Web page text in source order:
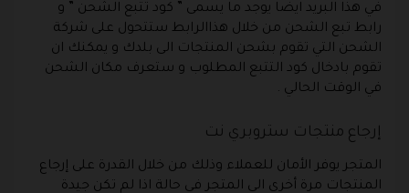
في هذا البريد ايضا يوجد ما يسمى ” كود تتبع الشحن ” و
رابط تبع الشحن من خلال هذاالرابط ستتحول على شركة
الشحن التي تقوم بشحن المنتجات الى بلدك و يمكنك ان
تقوم بادخال كود التتبع المطلوب و ستعرف مكان الشحن
في الوقت الحالي .
إرجاع منتجات ستروبري نت
المتجر يوفر الأمان للعملاء وذلك من خلال القدرة على إرجاع
المنتجات مرة أخرى الى المتجر في حالة اذا لم تكن جيدة